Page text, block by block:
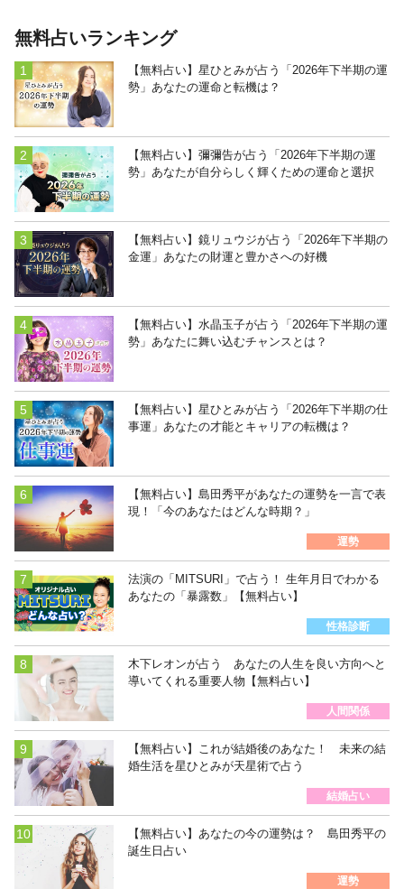
無料占いランキング
【無料占い】星ひとみが占う「2026年下半期の運
勢」あなたの運命と転機は？
【無料占い】彌彌告が占う「2026年下半期の運
勢」あなたが自分らしく輝くための運命と選択
【無料占い】鏡リュウジが占う「2026年下半期の
金運」あなたの財運と豊かさへの好機
【無料占い】水晶玉子が占う「2026年下半期の運
勢」あなたに舞い込むチャンスとは？
【無料占い】星ひとみが占う「2026年下半期の仕
事運」あなたの才能とキャリアの転機は？
【無料占い】島田秀平があなたの運勢を一言で表
現！「今のあなたはどんな時期？」
運勢
法演の「MITSURI」で占う！ 生年月日でわかる
あなたの「暴露数」【無料占い】
性格診断
木下レオンが占う あなたの人生を良い方向へと
導いてくれる重要人物【無料占い】
人間関係
【無料占い】これが結婚後のあなた！ 未来の結
婚生活を星ひとみが天星術で占う
結婚占い
【無料占い】あなたの今の運勢は？ 島田秀平の
誕生日占い
運勢